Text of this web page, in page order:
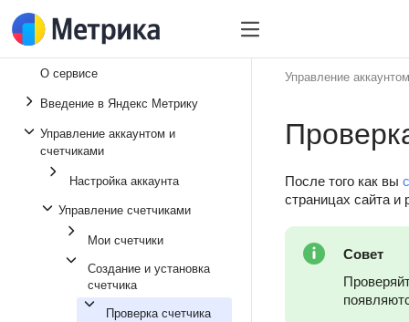
О сервисе
Введение в Яндекс Метрику
Управление аккаунтом и
счетчиками
Настройка аккаунта
Управление счетчиками
Мои счетчики
Создание и установка
счетчика
Проверка счетчика
Управление
После того как вы
страницах сайта и
Совет